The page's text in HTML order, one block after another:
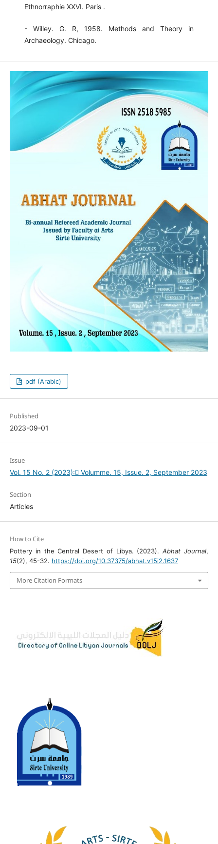
Ethnorraphie XXVI. Paris .
- Willey. G. R, 1958. Methods and Theory in
Archaeology. Chicago.
pdf (Arabic)
Published
2023-09-01
Issue
Vol. 15 No. 2 (2023): ِVolumme. 15, Issue. 2, September 2023
Section
Articles
How to Cite
Pottery in the Central Desert of Libya. (2023).Abhat Journal,
15(2), 45-32. https://doi.org/10.37375/abhat.v15i2.1637
More Citation Formats